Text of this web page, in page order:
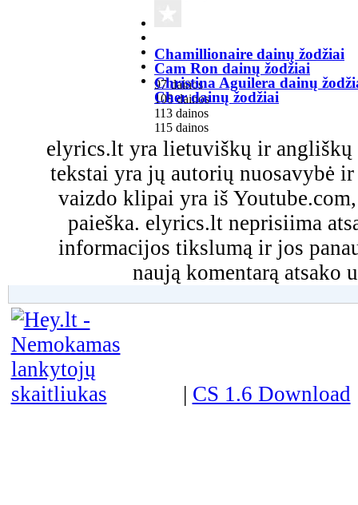
Chamillionaire dainų žodžiai
97 dainos
Cam Ron dainų žodžiai
108 dainos
Christina Aguilera dainų
113 dainos
Cher dainų žodžiai
115 dainos
elyrics.lt yra lietuviškų ir angliškų
tekstai yra jų autorių nuosavybė
vaizdo klipai yra iš
paieška. elyrics.lt neprisiima
informacijos tikslumą ir jos
naują komentarą atsako
| CS 1.6 Download